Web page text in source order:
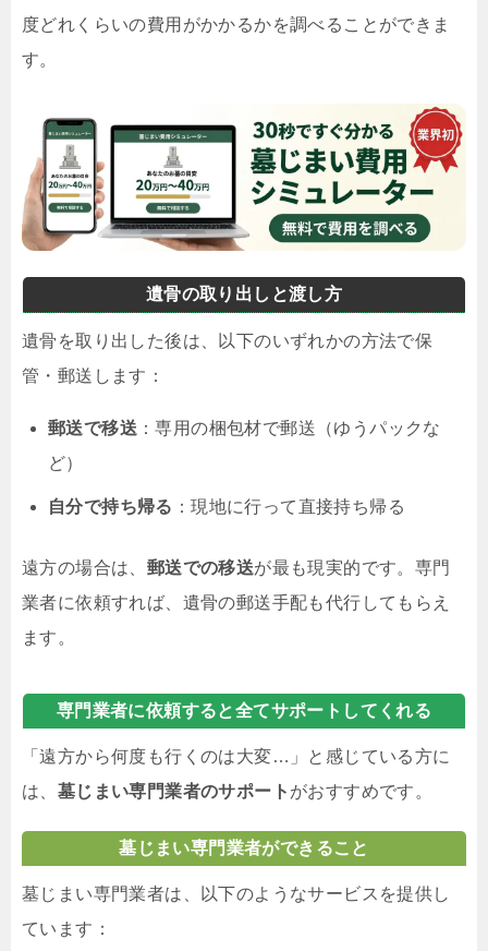
度どれくらいの費用がかかるかを調べることができま
す。
遺骨の取り出しと渡し方
遺骨を取り出した後は、以下のいずれかの方法で保
管・郵送します：
郵送で移送 ：専用の梱包材で郵送（ゆうパックな
ど）
自分で持ち帰る ：現地に行って直接持ち帰る
遠方の場合は、 郵送での移送が最も現実的です。専門
業者に依頼すれば、遺骨の郵送手配も代行してもらえ
ます。
専門業者に依頼すると全てサポートしてくれる
「遠方から何度も行くのは大変…」と感じている方に
は、 墓じまい専門業者のサポート がおすすめです。
墓じまい専門業者ができること
墓じまい専門業者は、以下のようなサービスを提供し
ています：